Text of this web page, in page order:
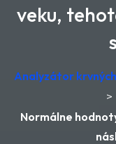
veku,
Analyzátor
>
Normálne